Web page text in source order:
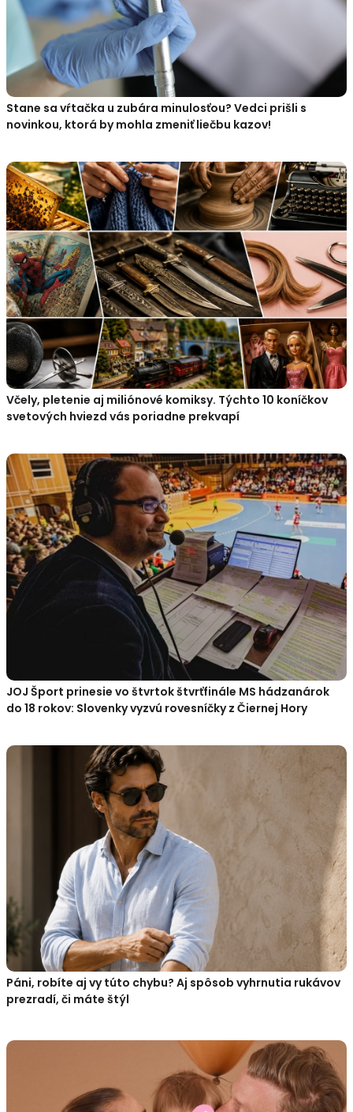
Stane sa vŕtačka u zubára minulosťou? Vedci prišli s
novinkou, ktorá by mohla zmeniť liečbu kazov!
Včely, pletenie aj miliónové komiksy. Týchto 10 koníčkov
svetových hviezd vás poriadne prekvapí
JOJ Šport prinesie vo štvrtok štvrťfinále MS hádzanárok
do 18 rokov: Slovenky vyzvú rovesníčky z Čiernej Hory
Páni, robíte aj vy túto chybu? Aj spôsob vyhrnutia rukávov
prezradí, či máte štýl